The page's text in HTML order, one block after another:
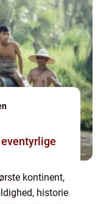
kontinent,
historie